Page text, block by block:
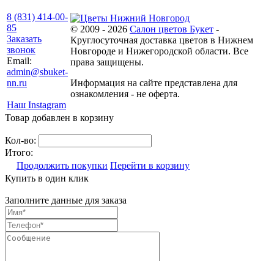
8 (831) 414-00-
85
Заказать
звонок
Email:
admin@sbuket-
nn.ru
Наш Instagram
© 2009 - 2026 Салон цветов Букет -
Круглосуточная доставка цветов в Нижнем
Новгороде и Нижегородской области. Все
права защищены.
Информация на сайте представлена для
ознакомления - не оферта.
Товар добавлен в корзину
Кол-во:
Итого:
Продолжить покупки Перейти в корзину
Купить в один клик
Заполните данные для заказа